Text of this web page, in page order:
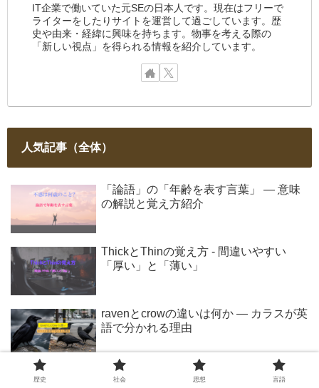
IT企業で働いていた元SEの日本人です。現在はフリーで
ライターをしたりサイトを運営して過ごしています。歴
史や由来・経緯に興味を持ちます。物事を考える際の
「新しい視点」を得られる情報を紹介しています。
人気記事（全体）
「論語」の「年齢を表す言葉」 ― 意味
の解説と覚え方紹介
ThickとThinの覚え方 - 間違いやすい
「厚い」と「薄い」
ravenとcrowの違いは何か ― カラスが英
語で分かれる理由
政教分離の法的根拠と裁判例 ― 日本の
歴史 社会 思想 言語